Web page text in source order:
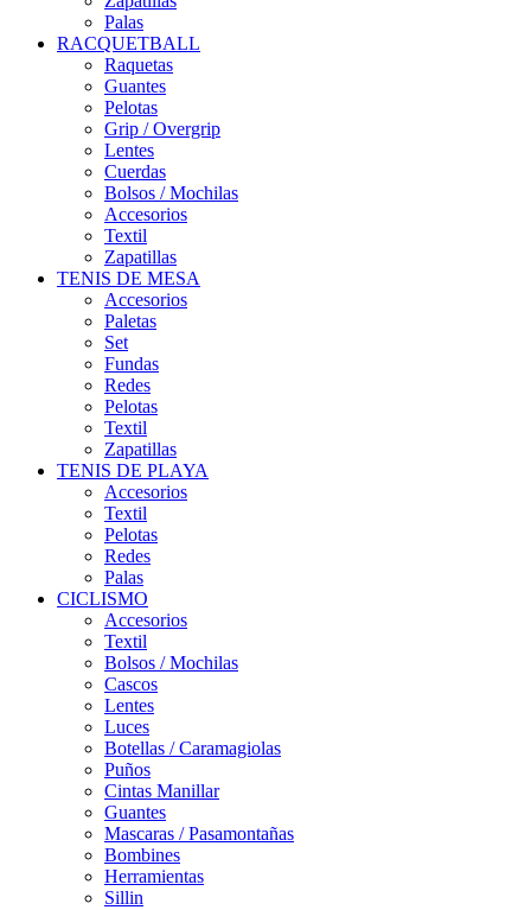
Palas
RACQUETBALL
Raquetas
Guantes
Pelotas
Grip / Overgrip
Lentes
Cuerdas
Bolsos / Mochilas
Accesorios
Textil
Zapatillas
TENIS DE MESA
Accesorios
Paletas
Set
Fundas
Redes
Pelotas
Textil
Zapatillas
TENIS DE PLAYA
Accesorios
Textil
Pelotas
Redes
Palas
CICLISMO
Accesorios
Textil
Bolsos / Mochilas
Cascos
Lentes
Luces
Botellas / Caramagiolas
Puños
Cintas Manillar
Guantes
Mascaras / Pasamontañas
Bombines
Herramientas
Sillin